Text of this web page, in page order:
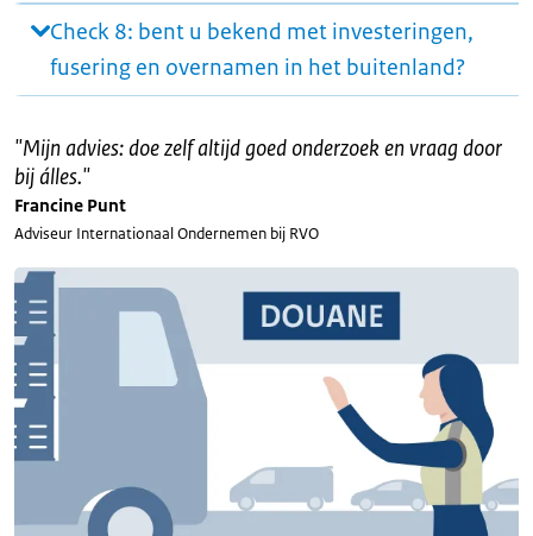
Check 8: bent u bekend met investeringen,
fusering en overnamen in het buitenland?
"Mijn advies: doe zelf altijd goed onderzoek en vraag door
bij álles."
Francine Punt
Adviseur Internationaal Ondernemen bij RVO